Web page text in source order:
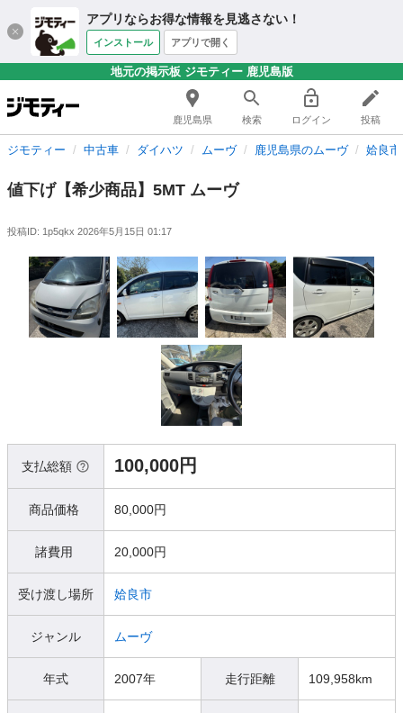
アプリならお得な情報を見逃さない！
インストール アプリで開く
地元の掲示板 ジモティー 鹿児島版
鹿児島県 検索 ログイン 投稿
ジモティー 中古車 ダイハツ ムーヴ 鹿児島県のムーヴ 姶良
値下げ【希少商品】5MT ムーヴ
投稿ID: 1p5qkx 2026年5月15日 01:17
支払総額 100,000円
商品価格 80,000円
諸費用 20,000円
受け渡し場所 姶良市
ジャンル ムーヴ
年式 2007年 走行距離 109,958km